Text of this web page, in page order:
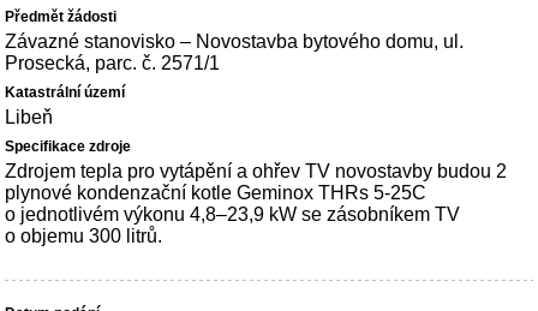
Závazné stanovisko – Novostavba bytového domu, ul.
Prosecká, parc. č. 2571/1
Libeň
Zdrojem tepla pro vytápění a ohřev TV novostavby budou 2
plynové kondenzační kotle Geminox THRs 5-25C
o jednotlivém výkonu 4,8–23,9 kW se zásobníkem TV
o objemu 300 litrů.